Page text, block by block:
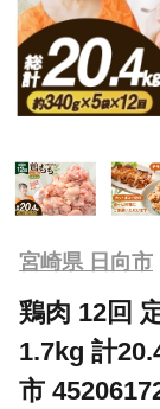
宮崎県 日向市
鶏肉 12回
1.7kg 計
市